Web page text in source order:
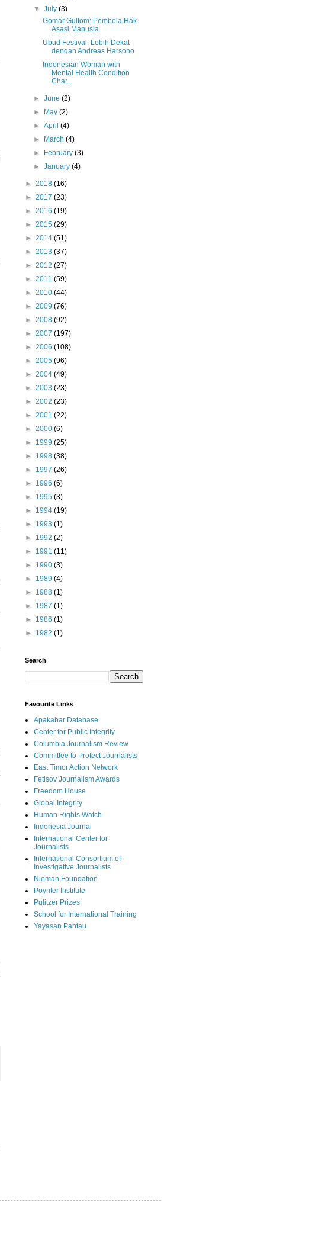
▼July(3)
Gomar Gultom: Pembela Hak
Asasi Manusia
Ubud Festival: Lebih Dekat
dengan Andreas Harsono
Indonesian Woman with
Mental Health Condition
Char...
►June(2)
►
May(2)
►April(4)
►
March(4)
►
February(3)
►January(4)
► 2018 (16)
► 2017 (23)
► 2016 (19)
► 2015 (29)
► 2014 (51)
► 2013 (37)
► 2012 (27)
► 2011 (59)
► 2010 (44)
► 2009 (76)
► 2008 (92)
► 2007 (197)
► 2006 (108)
► 2005 (96)
► 2004 (49)
► 2003 (23)
► 2002 (23)
► 2001 (22)
► 2000 (6)
► 1999 (25)
► 1998 (38)
► 1997 (26)
► 1996 (6)
► 1995 (3)
► 1994 (19)
► 1993 (1)
► 1992 (2)
► 1991 (11)
► 1990 (3)
► 1989 (4)
► 1988 (1)
► 1987 (1)
► 1986 (1)
► 1982 (1)
Search
Favourite Links
Apakabar Database
Center for Public Integrity
Columbia Journalism Review
Committee to Protect Journalists
East Timor Action Network
Fetisov Journalism Awards
Freedom House
Global Integrity
Human Rights Watch
Indonesia Journal
International Center for
Journalists
International Consortium of
Investigative Journalists
Nieman Foundation
Poynter Institute
Pulitzer Prizes
School for International Training
Yayasan Pantau